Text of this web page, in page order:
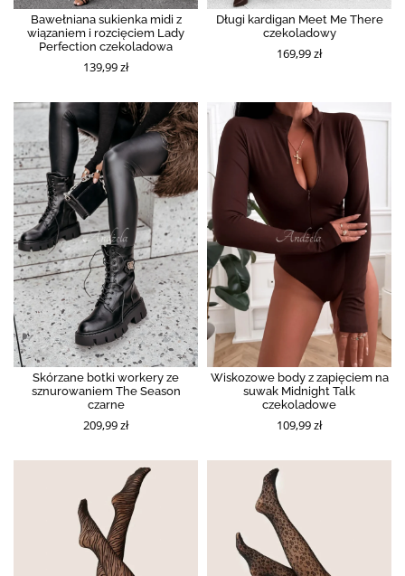
Bawełniana sukienka midi z
wiązaniem i rozcięciem Lady
Perfection czekoladowa
139,99 zł
Długi kardigan Meet Me There
czekoladowy
169,99 zł
Skórzane botki workery ze
sznurowaniem The Season
czarne
209,99 zł
Wiskozowe body z zapięciem na
suwak Midnight Talk
czekoladowe
109,99 zł